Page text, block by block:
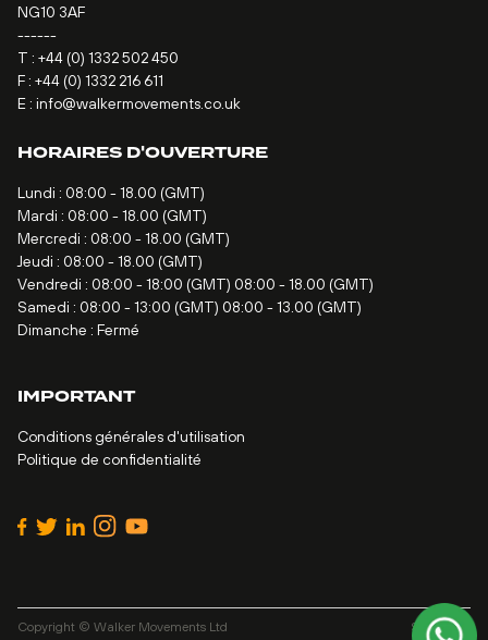
NG10 3AF
------
T : +44 (0) 1332 502 450
F : +44 (0) 1332 216 611
E : info@walkermovements.co.uk
HORAIRES D'OUVERTURE
Lundi : 08:00 - 18.00 (GMT)
Mardi : 08:00 - 18.00 (GMT)
Mercredi : 08:00 - 18.00 (GMT)
Jeudi : 08:00 - 18.00 (GMT)
Vendredi : 08:00 - 18:00 (GMT) 08:00 - 18.00 (GMT)
Samedi : 08:00 - 13:00 (GMT) 08:00 - 13.00 (GMT)
Dimanche : Fermé
IMPORTANT
Conditions générales d'utilisation
Politique de confidentialité
Copyright © Walker Movements Ltd Site byAlt